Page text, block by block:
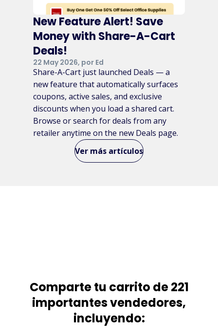
New Feature Alert! Save
Money with Share-A-Cart
Deals!
22 May 2026, por Ed
Share-A-Cart just launched Deals — a
new feature that automatically surfaces
coupons, active sales, and exclusive
discounts when you load a shared cart.
Browse or search for deals from any
retailer anytime on the new Deals page.
Ver más artículos
Comparte tu carrito de 221
importantes vendedores,
incluyendo: